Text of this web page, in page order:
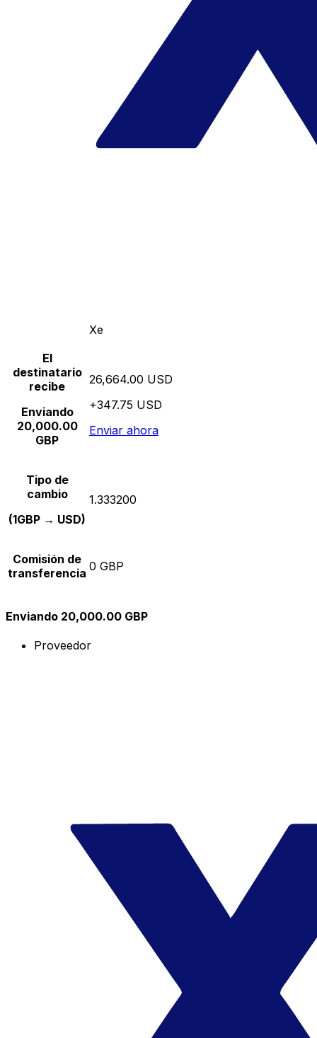
Xe
El
destinatario
recibe
Enviando
20,000.00
GBP
26,664.00 USD
+347.75 USD
Enviar ahora
Tipo de
cambio
(1GBP → USD)
1.333200
Comisión de
transferencia 0 GBP
Enviando 20,000.00 GBP
Proveedor